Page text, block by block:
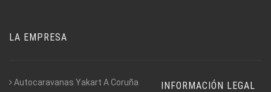
LA EMPRESA
Autocaravanas Yakart A Coruña INFORMACIÓN LEGAL